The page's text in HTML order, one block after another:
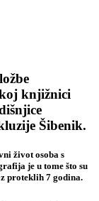
knjižnici
Šibenik.
život osoba s
je u tome što su
proteklih 7 godina.